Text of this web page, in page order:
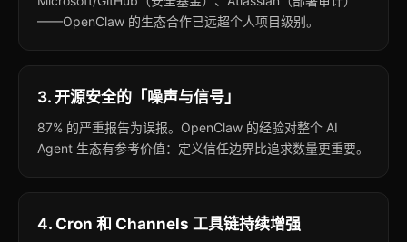
——OpenClaw 的生态合作已远超个人项目级别。
3. 开源安全的「噪声与信号」
87% 的严重报告为误报。OpenClaw 的经验对整个 AI
Agent 生态有参考价值：定义信任边界比追求数量更重要。
4. Cron 和 Channels 工具链持续增强